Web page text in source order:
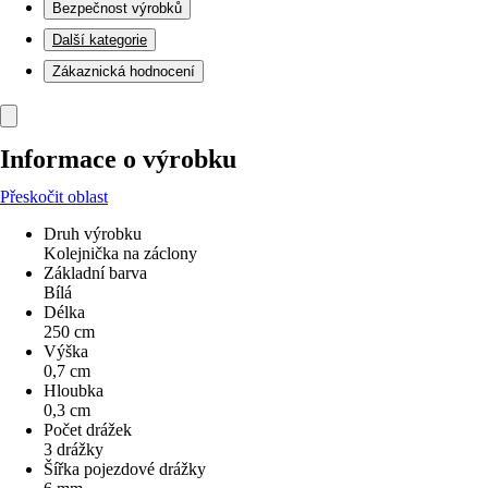
Bezpečnost výrobků
Další kategorie
Zákaznická hodnocení
Informace o výrobku
Přeskočit oblast
Druh výrobku
Kolejnička na záclony
Základní barva
Bílá
Délka
250 cm
Výška
0,7 cm
Hloubka
0,3 cm
Počet drážek
3 drážky
Šířka pojezdové drážky